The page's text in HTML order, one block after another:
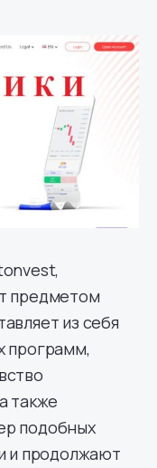
предметом
из себя
программ,
также
подобных
и продолжают